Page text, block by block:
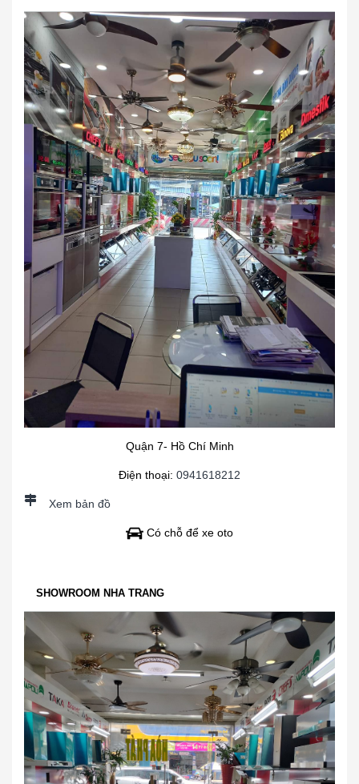
Quận 7- Hồ Chí Minh
Điện thoại: 0941618212
Xem bản đồ
Có chỗ để xe oto
SHOWROOM NHA TRANG